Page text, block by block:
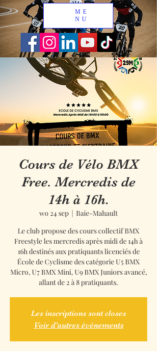
ME
NU
Cours de Vélo BMX
Free. Mercredis de
14h à 16h.
wo 24 sep
  |
Baie-Mahault
Le club propose des cours collectif BMX
Freestyle les mercredis après midi de 14h à
16h destinés aux pratiquants licenciés de
École de Cyclisme des catégorie U5 BMX
Micro, U7 BMX Mini, U9 BMX Juniors avancé,
allant de 2 à 8 pratiquants.
Les inscriptions sont closes
Voir d'autres événements